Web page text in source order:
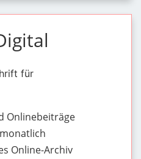
Onlinebeiträge
Online-Archiv